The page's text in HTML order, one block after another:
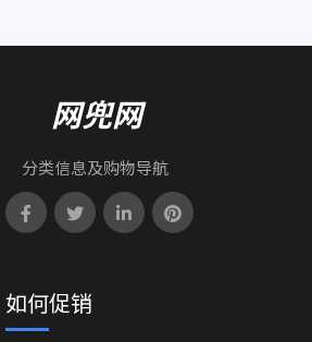
网兜网
分类信息及购物导航
如何促销